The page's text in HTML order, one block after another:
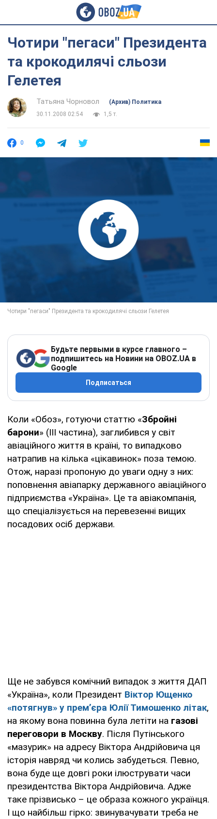
Чотири "пегаси" Президента
та крокодилячі сльози
Гелетея
Татьяна Чорновол
(Архив) Политика
30.11.2008 02:54
1,5 т.
0
Будьте первыми в курсе главного –
подпишитесь на Новини на OBOZ.UA в
Google
Подписаться
Коли «Обоз», готуючи статтю «Збройні
барони» (ІІІ частина), заглибився у світ
авіаційного життя в країні, то випадково
натрапив на кілька «цікавинок» поза темою.
Отож, наразі пропоную до уваги одну з них:
поповнення авіапарку державного авіаційного
підприємства «Україна». Це та авіакомпанія,
що спеціалізується на перевезенні вищих
посадових осіб держави.
Ще не забувся комічний випадок з життя ДАП
«Україна», коли Президент Віктор Ющенко
«потягнув» у прем’єра Юлії Тимошенко літак,
на якому вона повинна була летіти на газові
переговори в Москву. Після Путінського
«мазурик» на адресу Віктора Андрійовича ця
історія навряд чи колись забудеться. Певно,
вона буде ще довгі роки ілюструвати часи
президентства Віктора Андрійовича. Адже
таке прізвисько – це образа кожного українця.
І що найбільш гірко: звинувачувати треба не